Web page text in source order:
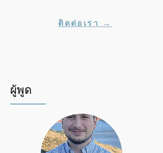
ติดต่อเรา →
ผู้พูด